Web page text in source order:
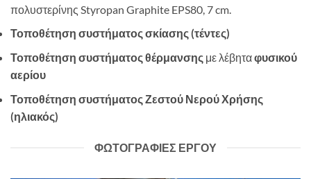
πολυστερίνης Styropan Graphite EPS80, 7 cm.
Τοποθέτηση συστήματος σκίασης (τέντες)
Τοποθέτηση συστήματος θέρμανσης με λέβηταφυσικού
αερίου
Τοποθέτηση συστήματος Ζεστού Νερού Χρήσης
(ηλιακός)
ΦΩΤΟΓΡΑΦΙΕΣ ΕΡΓΟΥ